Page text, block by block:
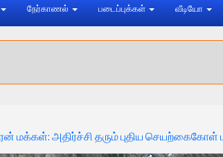
நேர்காணல் படைப்புக்கள் வீடியோ
மக்கள்: அதிர்ச்சி தரும் புதிய செயற்கைகோள்